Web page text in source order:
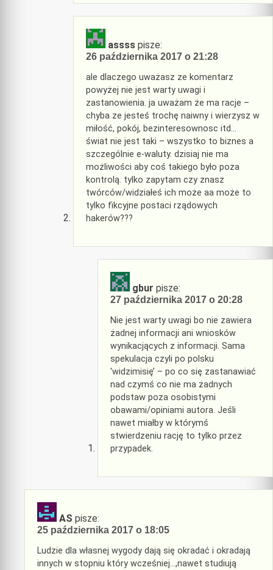
assss pisze:
26 października 2017 o 21:28
ale dlaczego uważasz ze komentarz
powyżej nie jest warty uwagi i
zastanowienia. ja uważam że ma racje –
chyba ze jesteś trochę naiwny i wierzysz w
miłość, pokój, bezinteresownosc itd…
świat nie jest taki – wszystko to biznes a
szczególnie e-waluty. dzisiaj nie ma
możliwości aby coś takiego było poza
kontrolą. tylko zapytam czy znasz
twórców/widziałeś ich może aa może to
tylko fikcyjne postaci rządowych
hakerów???
gbur pisze:
27 października 2017 o 20:28
Nie jest warty uwagi bo nie zawiera
żadnej informacji ani wniosków
wynikacjących z informacji. Sama
spekulacja czyli po polsku
'widzimisię’ – po co się zastanawiać
nad czymś co nie ma żadnych
podstaw poza osobistymi
obawami/opiniami autora. Jeśli
nawet miałby w którymś
stwierdzeniu rację to tylko przez
przypadek.
AS pisze:
25 października 2017 o 18:05
Ludzie dla własnej wygody dają się okradać i okradają
innych w stopniu który wcześniej…,nawet studiują